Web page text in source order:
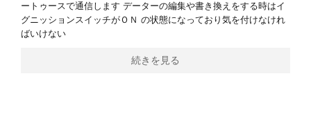
ートゥースで通信します データーの編集や書き換えをする時はイ
グニッションスイッチがＯＮ の状態になっており気を付けなけれ
ばいけない
続きを見る